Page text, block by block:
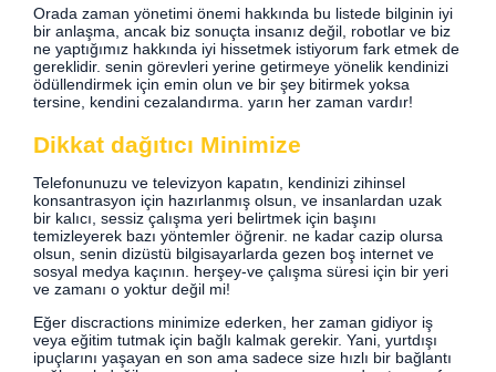
Orada zaman yönetimi önemi hakkında bu listede bilginin iyi
bir anlaşma, ancak biz sonuçta insanız değil, robotlar ve biz
ne yaptığımız hakkında iyi hissetmek istiyorum fark etmek de
gereklidir. senin görevleri yerine getirmeye yönelik kendinizi
ödüllendirmek için emin olun ve bir şey bitirmek yoksa
tersine, kendini cezalandırma. yarın her zaman vardır!
Dikkat dağıtıcı Minimize
Telefonunuzu ve televizyon kapatın, kendinizi zihinsel
konsantrasyon için hazırlanmış olsun, ve insanlardan uzak
bir kalıcı, sessiz çalışma yeri belirtmek için başını
temizleyerek bazı yöntemler öğrenir. ne kadar cazip olursa
olsun, senin dizüstü bilgisayarlarda gezen boş internet ve
sosyal medya kaçının. herşey-ve çalışma süresi için bir yeri
ve zamanı o yoktur değil mi!
Eğer discractions minimize ederken, her zaman gidiyor iş
veya eğitim tutmak için bağlı kalmak gerekir. Yani, yurtdışı
ipuçlarını yaşayan en son ama sadece size hızlı bir bağlantı